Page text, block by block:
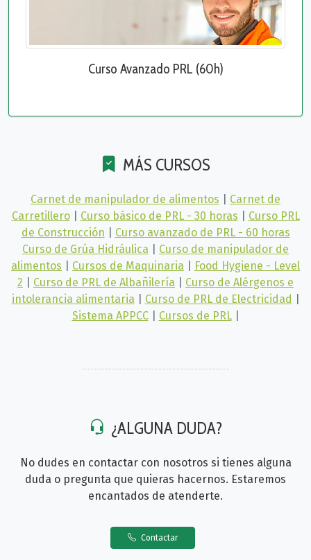
Curso Avanzado PRL (60h)
MÁS CURSOS
Carnet de manipulador de alimentos
Carnet de
Carretillero
Curso básico de PRL - 30 horas
Curso PRL
de Construcción
Curso avanzado de PRL - 60 horas
Curso de Grúa Hidráulica
Curso de manipulador de
alimentos
Cursos de Maquinaria
Food Hygiene - Level
2
Curso de PRL de Albañilería
Curso de Alérgenos e
intolerancia alimentaria
Curso de PRL de Electricidad
Sistema APPCC
Cursos de PRL
¿ALGUNA DUDA?
No dudes en contactar con nosotros si tienes alguna
duda o pregunta que quieras hacernos. Estaremos
encantados de atenderte.
Contactar